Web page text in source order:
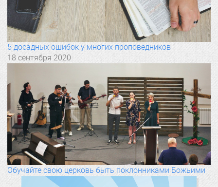
5 досадных ошибок у многих проповедников
18 сентября 2020
Обучайте свою церковь быть поклонниками Божьими